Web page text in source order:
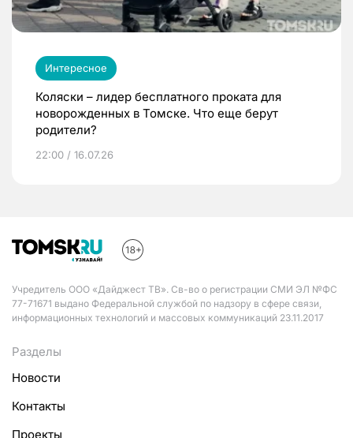
Интересное
Коляски – лидер бесплатного проката для
новорожденных в Томске. Что еще берут
родители?
22:00 / 16.07.26
Учредитель ООО «Дайджест ТВ». Св-во о регистрации СМИ ЭЛ №ФС
77-71671 выдано Федеральной службой по надзору в сфере связи,
информационных технологий и массовых коммуникаций 23.11.2017
Разделы
Новости
Контакты
Проекты